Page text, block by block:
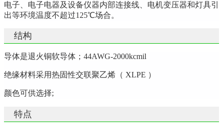
电子、电子电器及设备仪器内部连接线、电机变压器和灯具引
出等环境温度不超过125℃场合。
结构
导体是退火铜软导体；44AWG-2000kcmil
绝缘材料采用热固性交联聚乙烯（ XLPE ）
颜色可供选择;
特点